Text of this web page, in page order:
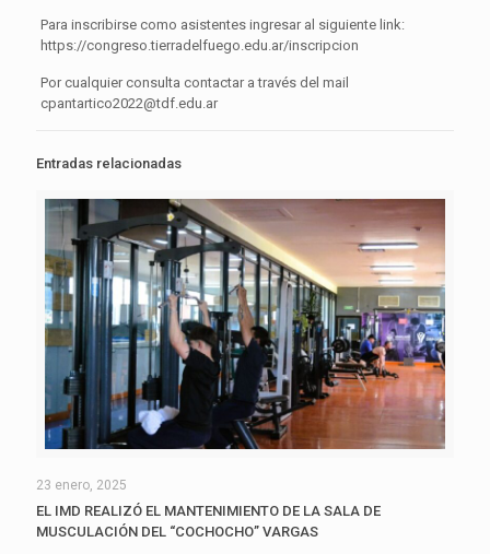
Para inscribirse como asistentes ingresar al siguiente link:
https://congreso.tierradelfuego.edu.ar/inscripcion
Por cualquier consulta contactar a través del mail
cpantartico2022@tdf.edu.ar
Entradas relacionadas
23 enero, 2025
EL IMD REALIZÓ EL MANTENIMIENTO DE LA SALA DE
MUSCULACIÓN DEL “COCHOCHO” VARGAS